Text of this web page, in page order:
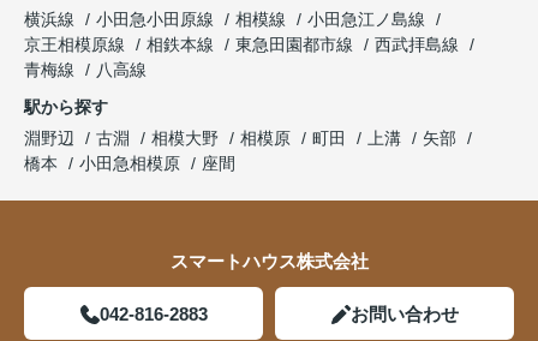
横浜線
小田急小田原線 相模線
小田急江ノ島線
京王相模原線
相鉄本線 東急田園都市線
西武拝島線
青梅線
八高線
駅から探す
淵野辺
古淵 相模大野 相模原 町田 上溝
矢部
橋本
小田急相模原 座間
スマートハウス株式会社
042-816-2883 お問い合わせ